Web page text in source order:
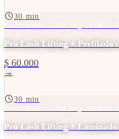
30 min
Pro Lash Lifting + Perfilado
$ 60.000
→
30 min
Pro Lash Lifting + Laminado